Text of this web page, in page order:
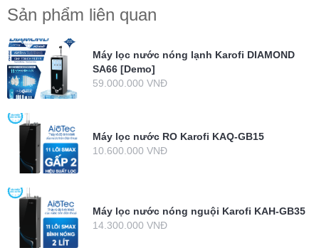
Sản phẩm liên quan
Máy lọc nước nóng lạnh Karofi DIAMOND
SA66 [Demo]
59.000.000 VNĐ
Máy lọc nước RO Karofi KAQ-GB15
10.600.000 VNĐ
Máy lọc nước nóng nguội Karofi KAH-GB35
14.300.000 VNĐ